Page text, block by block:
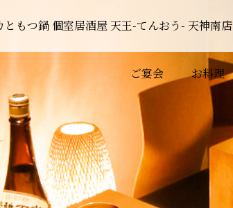
ともつ鍋 個室居酒屋 天王-てんおう- 天神南店
ご宴会 お料理